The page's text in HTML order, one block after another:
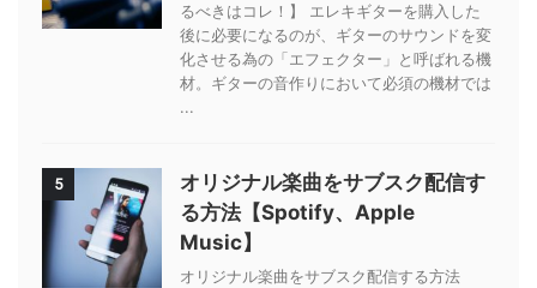
るべきはコレ！】 エレキギターを購入した
後に必要になるのが、ギターのサウンドを変
化させる為の「エフェクター」と呼ばれる機
材。ギターの音作りにおいて必須の機材では
...
5
オリジナル楽曲をサブスク配信す
る方法【Spotify、Apple
Music】
オリジナル楽曲をサブスク配信する方法